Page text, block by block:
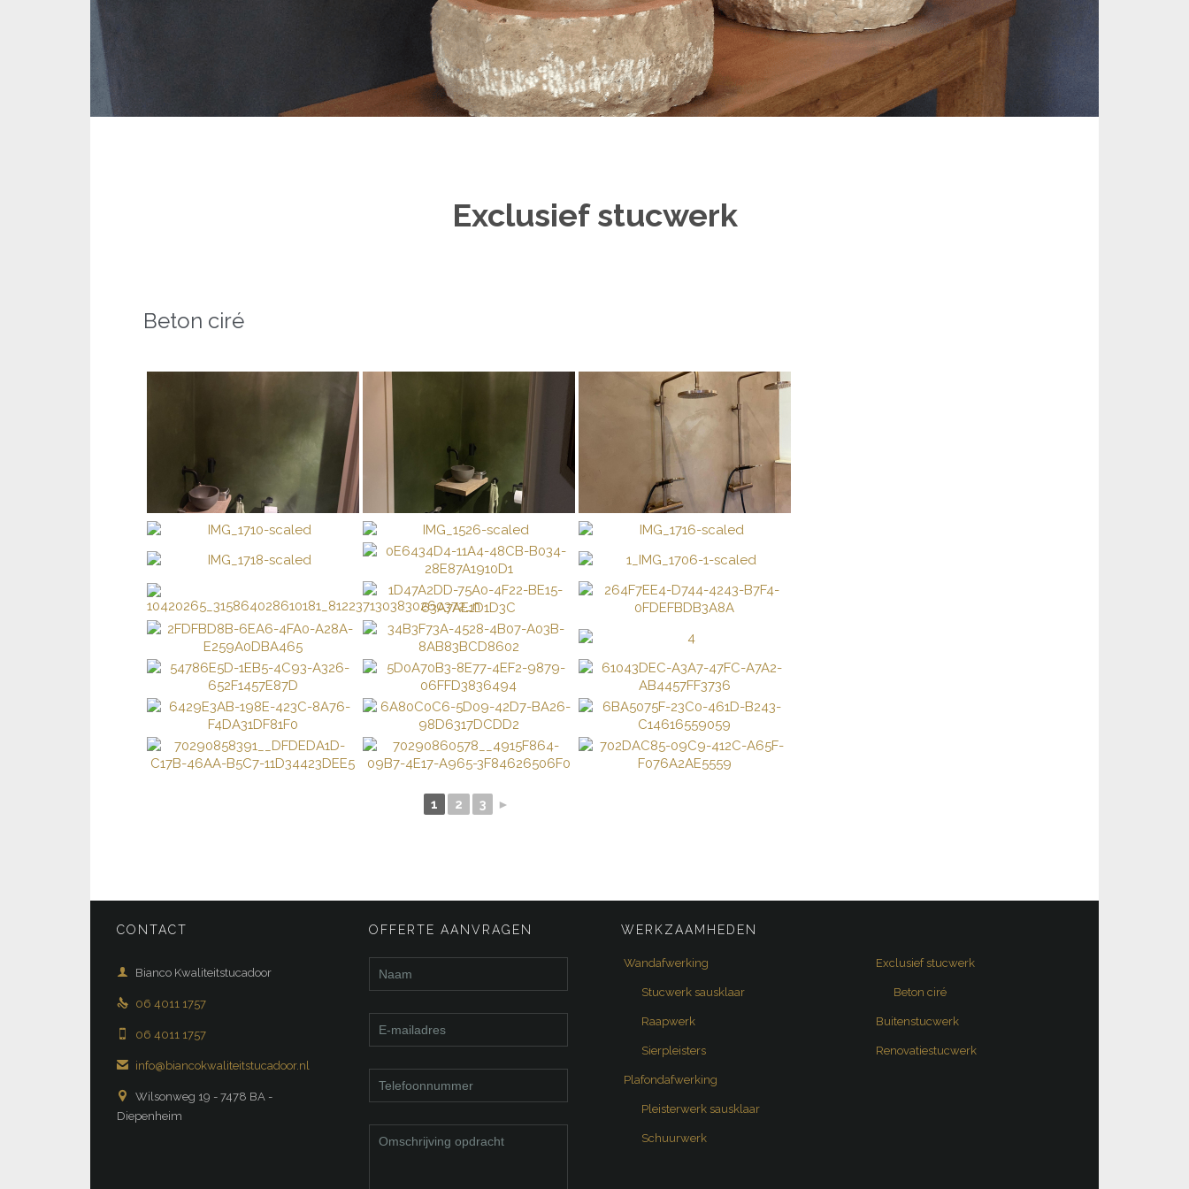
Exclusief stucwerk
Beton ciré
1 2 3 ►
CONTACT
 Bianco Kwaliteitstucadoor
 06 4011 1757
 06 4011 1757
 info@biancokwaliteitstucadoor.nl

Wilsonweg 19 - 7478 BA -
Diepenheim
OFFERTE AANVRAGEN WERKZAAMHEDEN
Wandafwerking
Stucwerk sausklaar
Raapwerk
Sierpleisters
Plafondafwerking
Pleisterwerk sausklaar
Schuurwerk
Exclusief stucwerk
Beton ciré
Buitenstucwerk
Renovatiestucwerk